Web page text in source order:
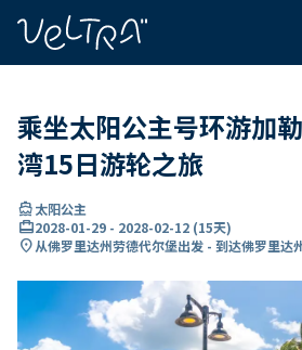
乘坐太阳公主号环游加
湾15日游轮之旅
directions_boat太阳公主
card_travel2028-01-29 - 2028-02-12 (15天)
location_on从佛罗里达州劳德代尔堡出发 - 到达佛罗里达